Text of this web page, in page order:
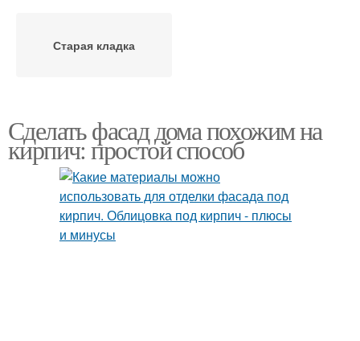
Старая кладка
Сделать фасад дома похожим на
кирпич: простой способ